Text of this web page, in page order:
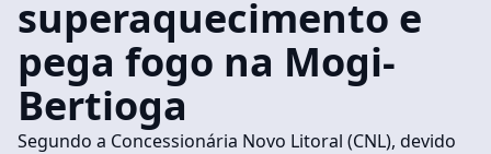
superaquecimento e
pega fogo na Mogi-
Bertioga
Segundo a Concessionária Novo Litoral (CNL), devido